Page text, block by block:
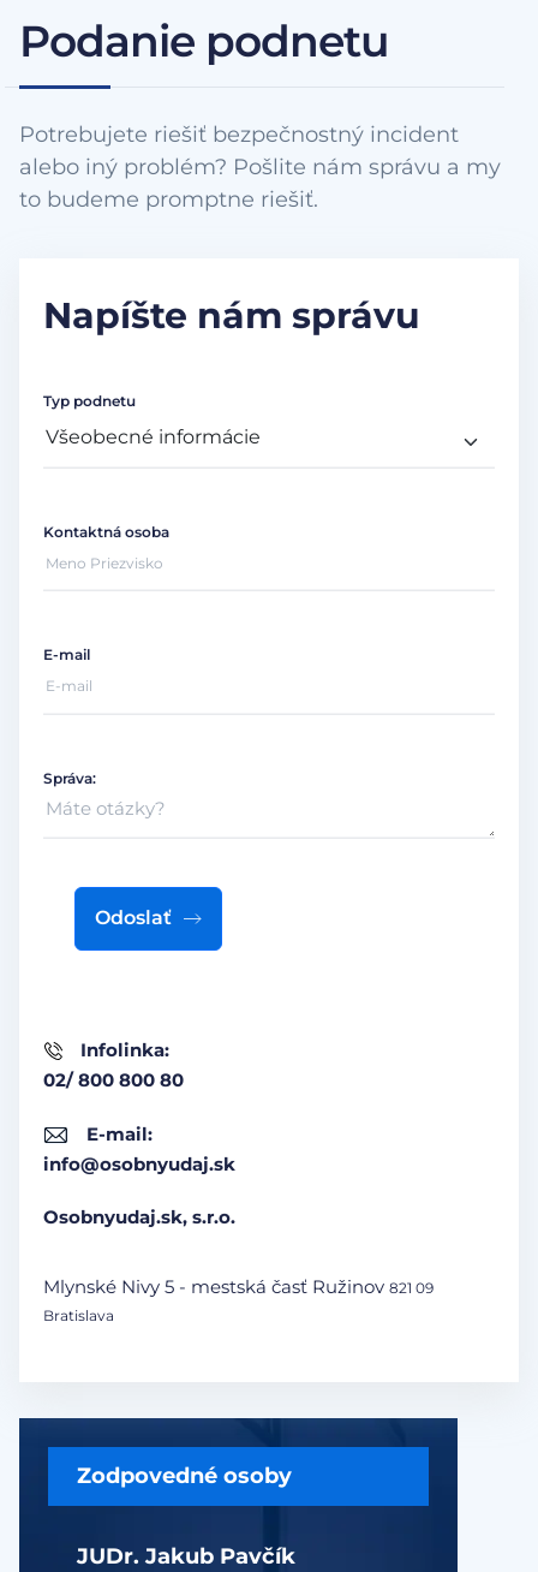
Podanie podnetu
Potrebujete riešiť bezpečnostný incident
alebo iný problém? Pošlite nám správu a my
to budeme promptne riešiť.
Zodpovedné osoby
JUDr. Jakub Pavčík
Napíšte nám správu
Infolinka:
02/ 800 800 80
E-mail:
info@osobnyudaj.sk
Osobnyudaj.sk, s.r.o.
Mlynské Nivy 5 - mestská časť Ružinov 821 09
Bratislava
Typ podnetu
Kontaktná osoba
E-mail
Správa:
Odoslať